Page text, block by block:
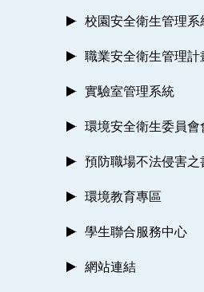
校園安全衛生管理系
職業安全衛生管理計
實驗室管理系統
環境安全衛生委員會
預防職場不法侵害之
環境教育專區
學生聯合服務中心
網站連結